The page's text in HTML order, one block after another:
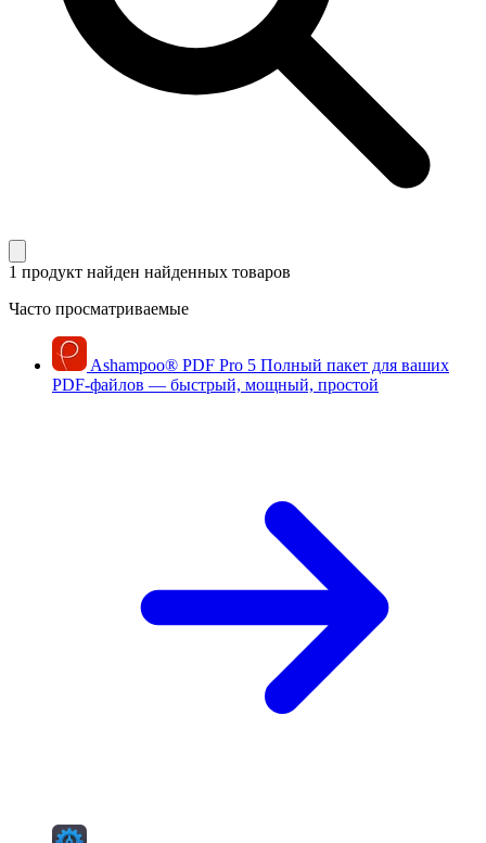
1 продукт найден найденных товаров
Часто просматриваемые
Ashampoo® PDF Pro 5 Полный пакет для ваших
PDF-файлов — быстрый, мощный, простой